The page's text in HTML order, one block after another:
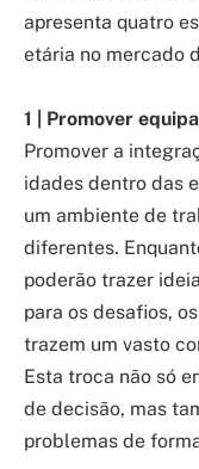
apresenta quatro
etária no mercado
1 | Promover
Promover a
idades dentro das
um ambiente de
diferentes.
poderão trazer
para os desafios,
trazem um vasto
Esta troca não só
de decisão, mas
problemas de